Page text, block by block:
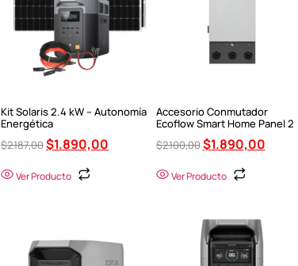
Kit Solaris 2.4 kW – Autonomía
Energética
$2.187,00$1.890,00
Ver Producto
Accesorio Conmutador
Ecoflow Smart Home Panel 2
$2.100,00$1.890,00
Ver Producto